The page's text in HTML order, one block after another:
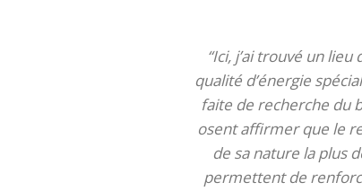
“Ici, j’ai trouvé un
qualité d’énergie
faite de recherche du
osent affirmer que le
de sa nature la plus
permettent de